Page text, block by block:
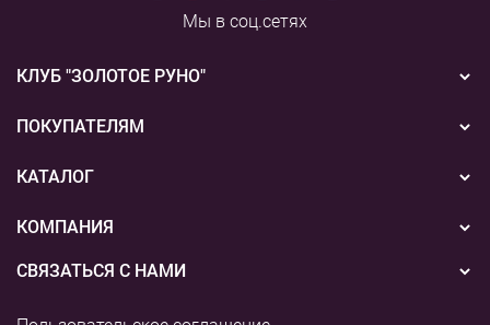
Мы в соц.сетях
КЛУБ "ЗОЛОТОЕ РУНО"
Новости
Акции
ПОКУПАТЕЛЯМ
Бонусная система
Подарочные сертификаты
Способы оплаты
КАТАЛОГ
Вышивка
Пряжа
КОМПАНИЯ
О нас
Наши магазины
СВЯЗАТЬСЯ С НАМИ